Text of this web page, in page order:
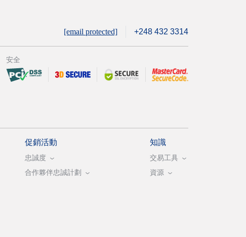
[email protected] +248 432 3314
安全
促銷活動
忠誠度
合作夥伴忠誠計劃
知識
交易工具
資源